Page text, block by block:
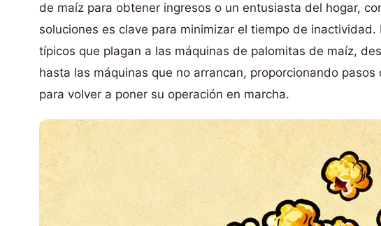
de maíz para obtener ingresos o un entusiasta del hogar,
soluciones es clave para minimizar el tiempo de
típicos que plagan a las máquinas de palomitas de maíz,
hasta las máquinas que no arrancan, proporcionando
para volver a poner su operación en marcha.